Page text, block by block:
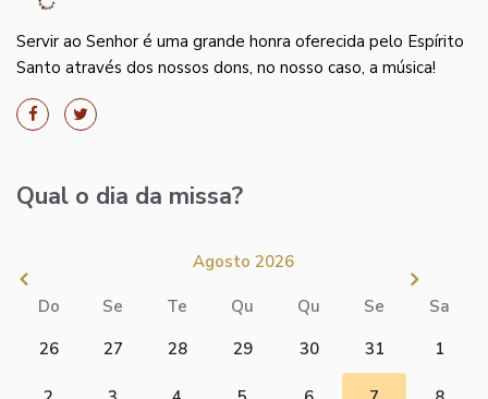
Servir ao Senhor é uma grande honra oferecida pelo Espírito
Santo através dos nossos dons, no nosso caso, a música!
Qual o dia da missa?
Agosto 2026
Do Se Te Qu Qu Se
Sa
26
27 28 29 30 31 1